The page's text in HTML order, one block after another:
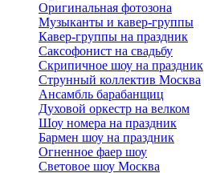
Оригинальная фотозона
Музыканты и кавер-группы
Кавер-группы на праздник
Саксофонист на свадьбу
Скрипичное шоу на праздник
Струнный коллектив Москва
Ансамбль барабанщиц
Духовой оркестр на велком
Шоу номера на праздник
Бармен шоу на праздник
Огненное фаер шоу
Световое шоу Москва